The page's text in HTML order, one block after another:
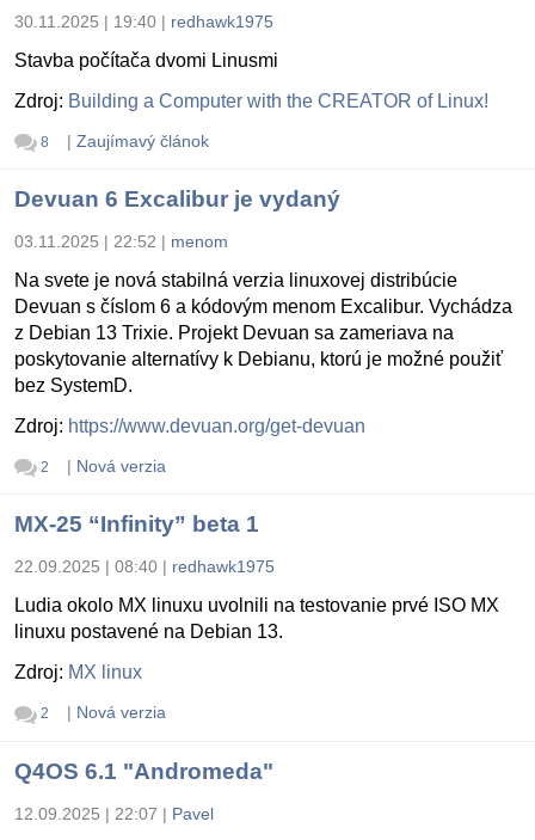
30.11.2025 | 19:40 | redhawk1975
Stavba počítača dvomi Linusmi
Zdroj: Building a Computer with the CREATOR of Linux!
8 | Zaujímavý článok
Devuan 6 Excalibur je vydaný
03.11.2025 | 22:52 | menom
Na svete je nová stabilná verzia linuxovej distribúcie
Devuan s číslom 6 a kódovým menom Excalibur. Vychádza
z Debian 13 Trixie. Projekt Devuan sa zameriava na
poskytovanie alternatívy k Debianu, ktorú je možné použiť
bez SystemD.
Zdroj: https://www.devuan.org/get-devuan
2 | Nová verzia
MX-25 “Infinity” beta 1
22.09.2025 | 08:40 | redhawk1975
Ludia okolo MX linuxu uvolnili na testovanie prvé ISO MX
linuxu postavené na Debian 13.
Zdroj: MX linux
2 | Nová verzia
Q4OS 6.1 "Andromeda"
12.09.2025 | 22:07 | Pavel